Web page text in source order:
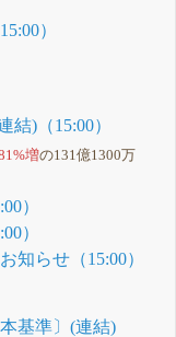
）
結)（15:00）
増の131億1300万
）
）
知らせ（15:00）
基準〕(連結)